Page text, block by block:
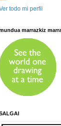
todo mi perfil
marrazkiz